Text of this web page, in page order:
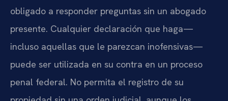
obligado a responder preguntas sin un abogado
presente. Cualquier declaración que haga—
incluso aquellas que le parezcan inofensivas—
puede ser utilizada en su contra en un proceso
penal federal. No permita el registro de su